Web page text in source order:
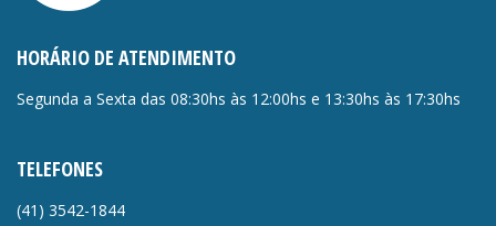
HORÁRIO DE ATENDIMENTO
Segunda a Sexta das 08:30hs às 12:00hs e 13:30hs às 17:30hs
TELEFONES
(41) 3542-1844